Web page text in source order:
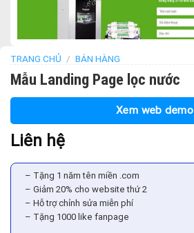
TRANG CHỦ / BÁN HÀNG
Mẫu Landing Page lọc nước
Xem web demo
Liên hệ
– Tặng 1 năm tên miền .com
– Giảm 20% cho website thứ 2
– Hỗ trợ chỉnh sửa miễn phí
– Tặng 1000 like fanpage